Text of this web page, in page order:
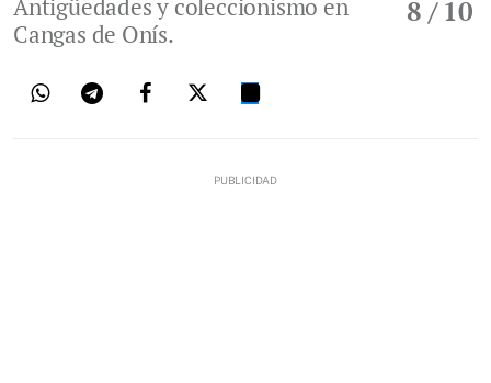
8 / 10
Antigüedades y coleccionismo en
Cangas de Onís.